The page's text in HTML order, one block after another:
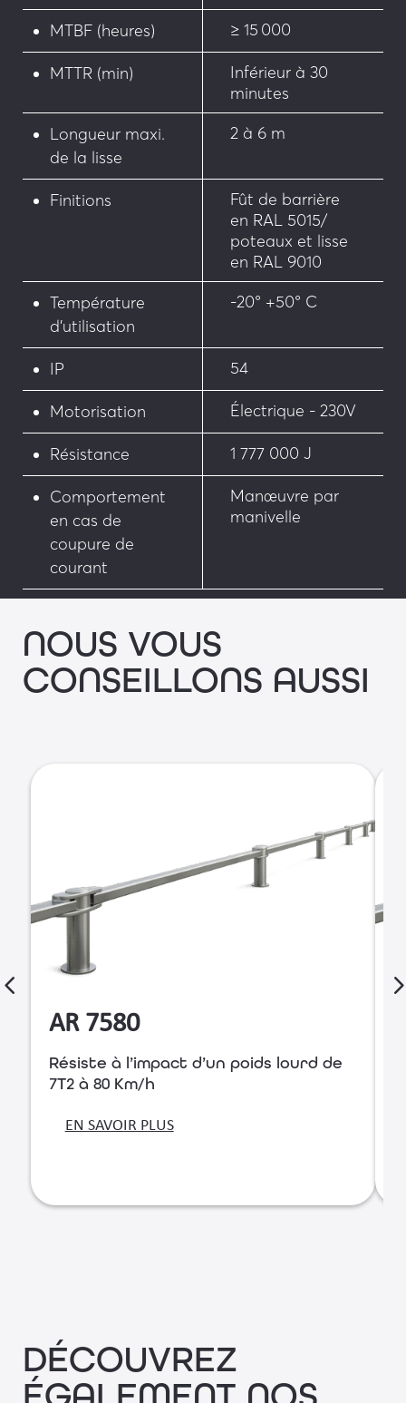
• Teinte RAL sur jambes de force
MTBF (heures) ≥ 15 000
MTTR (min)
Inférieur à 30
minutes
Longueur maxi.
de la lisse
2 à 6 m
Finitions
Fût de barrière
en RAL 5015/
poteaux et lisse
en RAL 9010
Température
d’utilisation
-20° +50° C
IP 54
Motorisation Électrique - 230V
Résistance 1 777 000 J
Comportement
en cas de
coupure de
courant
Manœuvre par
manivelle
NOUS VOUS
CONSEILLONS AUSSI
AR 7580
Résiste à l’impact d’un poids lourd de
7T2 à 80 Km/h
EN SAVOIR PLUS
DÉCOUVREZ